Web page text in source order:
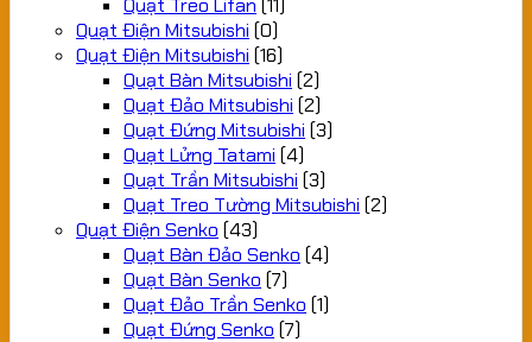
Quạt Treo Lifan (11)
Quạt Điện Mitsubishi (0)
Quạt Điện Mitsubishi (16)
Quạt Bàn Mitsubishi (2)
Quạt Đảo Mitsubishi (2)
Quạt Đứng Mitsubishi (3)
Quạt Lửng Tatami (4)
Quạt Trần Mitsubishi (3)
Quạt Treo Tường Mitsubishi (2)
Quạt Điện Senko (43)
Quạt Bàn Đảo Senko (4)
Quạt Bàn Senko (7)
Quạt Đảo Trần Senko (1)
Quạt Đứng Senko (7)